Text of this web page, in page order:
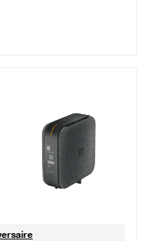
€ par mois, Sans engagement